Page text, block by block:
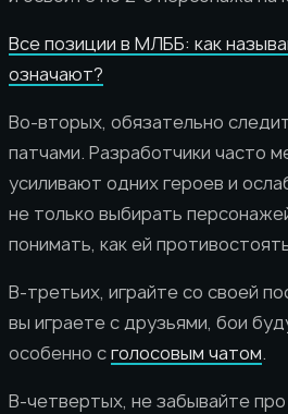
Все позиции в МЛББ: как
означают?
Во-вторых, обязательно
патчами. Разработчики часто
усиливают одних героев и
не только выбирать
понимать, как ей
В-третьих, играйте со своей
вы играете с друзьями, бои
особенно сголосовым чатом.
В-четвертых, не забывайте